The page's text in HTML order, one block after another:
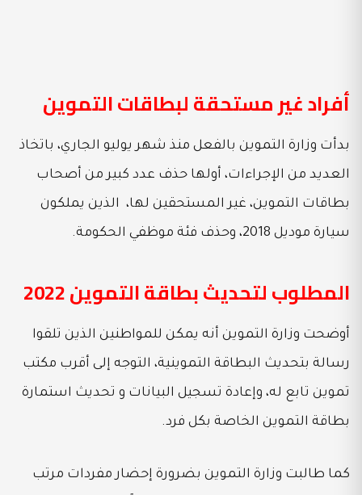
أفراد غير مستحقة لبطاقات التموين
بدأت وزارة التموين بالفعل منذ شهر يوليو الجاري، باتخاذ
العديد من الإجراءات، أولها حذف عدد كبير من أصحاب
بطاقات التموين، غير المستحقين لها، الذين يملكون
سيارة موديل 2018، وحذف فئة موظفي الحكومة.
المطلوب لتحديث بطاقة التموين 2022
أوضحت وزارة التموين أنه يمكن للمواطنين الذين تلقوا
رسالة بتحديث البطاقة التموينية، التوجه إلى أقرب مكتب
تموين تابع له، وإعادة تسجيل البيانات و تحديث استمارة
بطاقة التموين الخاصة بكل فرد.
كما طالبت وزارة التموين بضرورة إحضار مفردات مرتب